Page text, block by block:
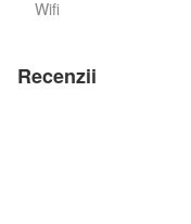
Wifi
Recenzii